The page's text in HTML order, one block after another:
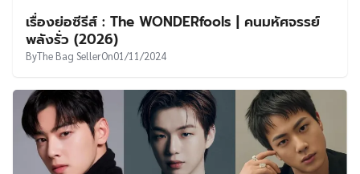
เรื่องย่อซีรีส์ : The WONDERfools | คนมหัศจรรย์
พลังรั่ว (2026)
ByThe Bag SellerOn01/11/2024